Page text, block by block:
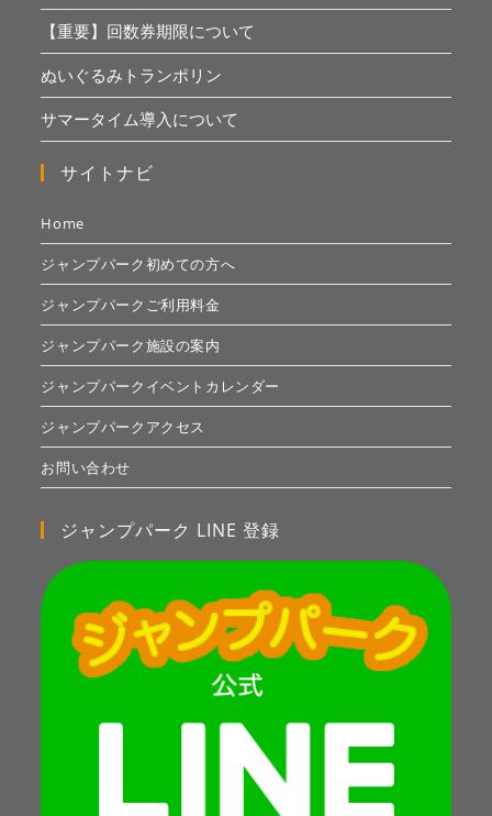
【重要】回数券期限について
ぬいぐるみトランポリン
サマータイム導入について
サイトナビ
Home
ジャンプパーク初めての方へ
ジャンプパークご利用料金
ジャンプパーク施設の案内
ジャンプパークイベントカレンダー
ジャンプパークアクセス
お問い合わせ
ジャンプパーク LINE 登録